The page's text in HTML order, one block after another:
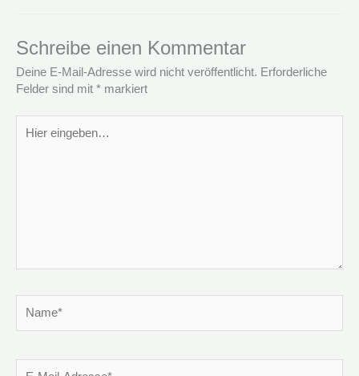
Schreibe einen Kommentar
Deine E-Mail-Adresse wird nicht veröffentlicht. Erforderliche
Felder sind mit * markiert
eingeben…